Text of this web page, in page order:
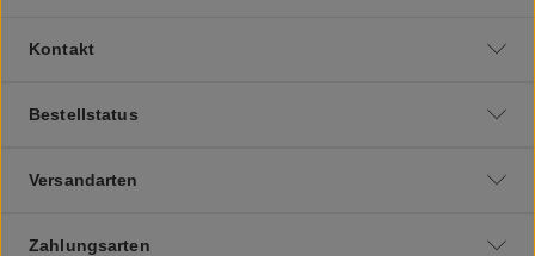
Kontakt
Bestellstatus
Versandarten
Zahlungsarten